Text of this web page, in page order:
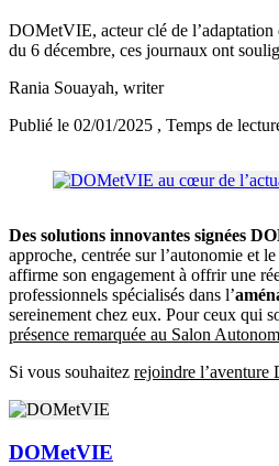
DOMetVIE, acteur clé de l’adaptation
du 6 décembre, ces journaux ont
Rania Souayah, writer
Publié le 02/01/2025 , Temps de
Des solutions innovantes signées
approche, centrée sur l’autonomie et
affirme son engagement à offrir une
professionnels spécialisés dans l’
sereinement chez eux. Pour ceux qui
présence remarquée au Salon
Si vous souhaitez rejoindre
DOMetVIE